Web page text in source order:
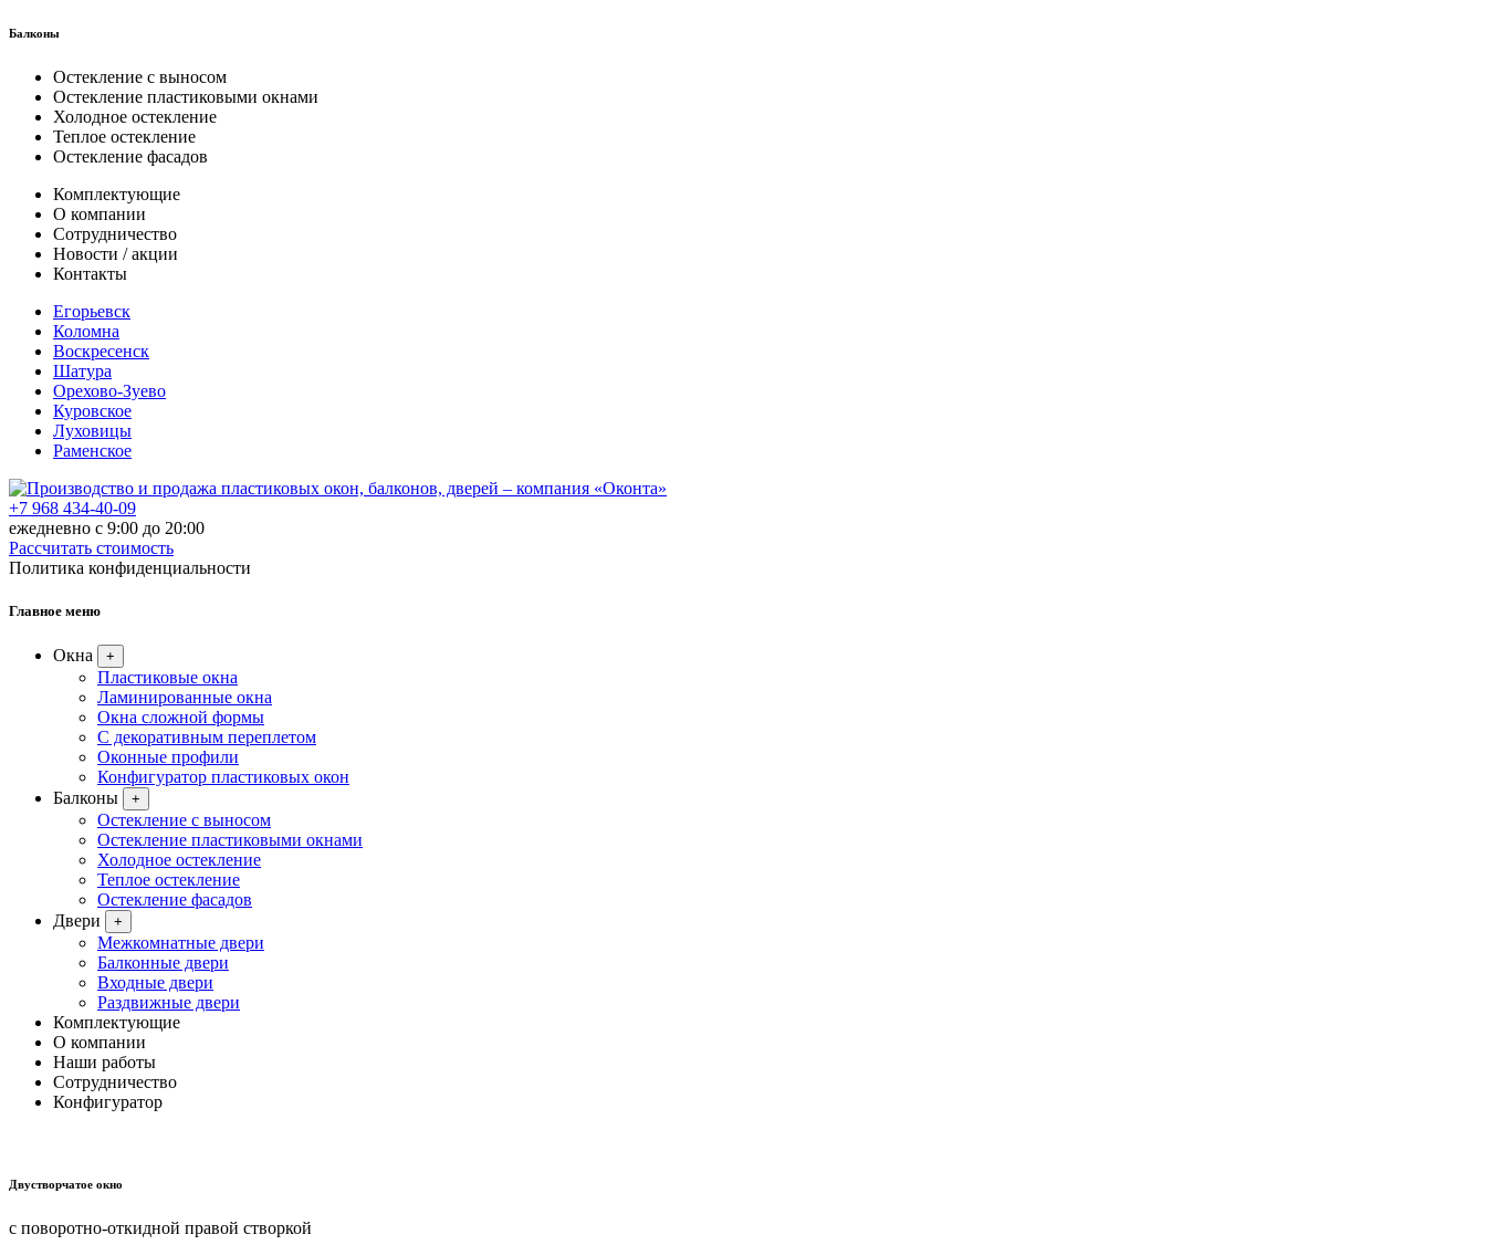
Балконы
Остекление с выносом
Остекление пластиковыми окнами
Холодное остекление
Теплое остекление
Остекление фасадов
Комплектующие
О компании
Сотрудничество
Новости / акции
Контакты
Егорьевск
Коломна
Воскресенск
Шатура
Орехово-Зуево
Куровское
Луховицы
Раменское
+7 968 434-40-09
ежедневно с 9:00 до 20:00
Рассчитать стоимость
Политика конфиденциальности
Главное меню
Окна +
Пластиковые окна
Ламинированные окна
Окна сложной формы
С декоративным переплетом
Оконные профили
Конфигуратор пластиковых окон
Балконы
+
Остекление с выносом
Остекление пластиковыми окнами
Холодное остекление
Теплое остекление
Остекление фасадов
Двери
+
Межкомнатные двери
Балконные двери
Входные двери
Раздвижные двери
Комплектующие
О компании
Наши работы
Сотрудничество
Конфигуратор
Двустворчатое окно
с поворотно-откидной правой створкой